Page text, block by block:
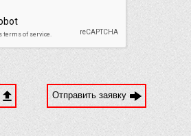
Отправить заявку